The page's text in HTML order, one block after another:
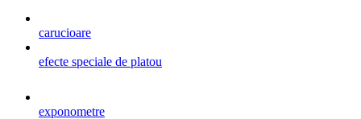
carucioare
efecte speciale de platou
exponometre